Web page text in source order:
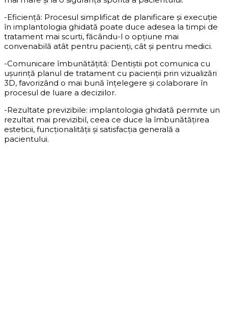
-Eficiență: Procesul simplificat de planificare și execuție
în implantologia ghidată poate duce adesea la timpi de
tratament mai scurti, făcându-l o opțiune mai
convenabilă atât pentru pacienți, cât și pentru medici.
-Comunicare îmbunătățită: Dentiștii pot comunica cu
ușurință planul de tratament cu pacienții prin vizualizări
3D, favorizând o mai bună înțelegere și colaborare în
procesul de luare a deciziilor.
-Rezultate previzibile: implantologia ghidată permite un
rezultat mai previzibil, ceea ce duce la îmbunătățirea
esteticii, funcționalității și satisfacția generală a
pacientului.